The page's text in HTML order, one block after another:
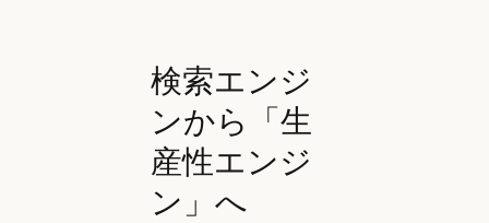
検索エンジ
ンから「生
産性エンジ
ン」へ